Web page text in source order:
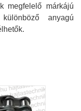
megfelelő márkájú
anyagú